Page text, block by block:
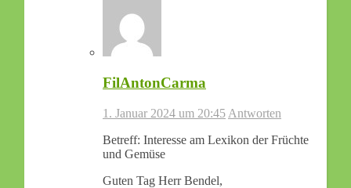
FilAntonCarma
1. Januar 2024 um 20:45 Antworten
Betreff: Interesse am Lexikon der Früchte
und Gemüse
Guten Tag Herr Bendel,